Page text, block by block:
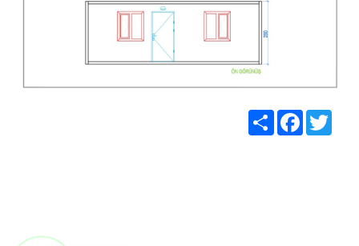
ShareFacebook